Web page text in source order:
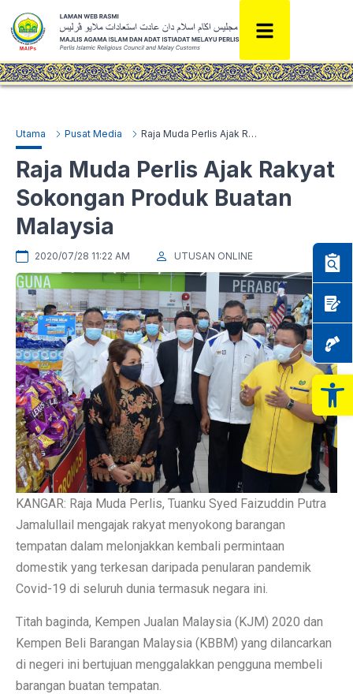
Utama Pusat Media Raja Muda Perlis Ajak Rakyat Sokongan Produk Buatan Malaysia
Raja Muda Perlis Ajak Rakyat
Sokongan Produk Buatan
Malaysia
2020/07/28 11:22 AM UTUSAN ONLINE
KANGAR: Raja Muda Perlis, Tuanku Syed Faizuddin Putra
Jamalullail mengajak rakyat menyokong barangan
tempatan dalam melonjakkan kembali permintaan
domestik yang terkesan daripada penularan pandemik
Covid-19 di seluruh dunia termasuk negara ini.
Titah baginda, Kempen Jualan Malaysia (KJM) 2020 dan
Kempen Beli Barangan Malaysia (KBBM) yang dilancarkan
di negeri ini bertujuan menggalakkan pengguna membeli
barangan buatan tempatan.